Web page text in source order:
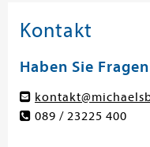
Kontakt
Haben Sie
089 / 23225 400